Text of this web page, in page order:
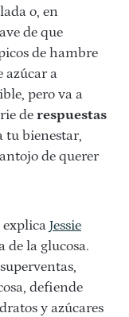
o, en
de que
de hambre
azúcar a
pero va a
de respuestas
tu bienestar,
de querer
explica Jessie
de la glucosa.
defiende
y azúcares